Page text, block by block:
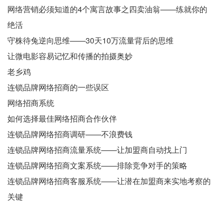
网络营销必须知道的4个寓言故事之四卖油翁——练就你的
绝活
守株待兔逆向思维——30天10万流量背后的思维
让微电影容易记忆和传播的拍摄奥妙
老乡鸡
连锁品牌网络招商的一些误区
网络招商系统
如何选择最佳网络招商合作伙伴
连锁品牌网络招商调研——不浪费钱
连锁品牌网络招商流量系统——让加盟商自动找上门
连锁品牌网络招商文案系统——排除竞争对手的策略
连锁品牌网络招商客服系统——让潜在加盟商来实地考察的
关键